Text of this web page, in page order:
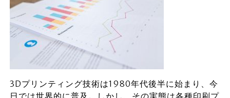
3Dプリンティング技術は1980年代後半に始まり、今
日では世界的に普及。しかし、その実態は各種印刷プ